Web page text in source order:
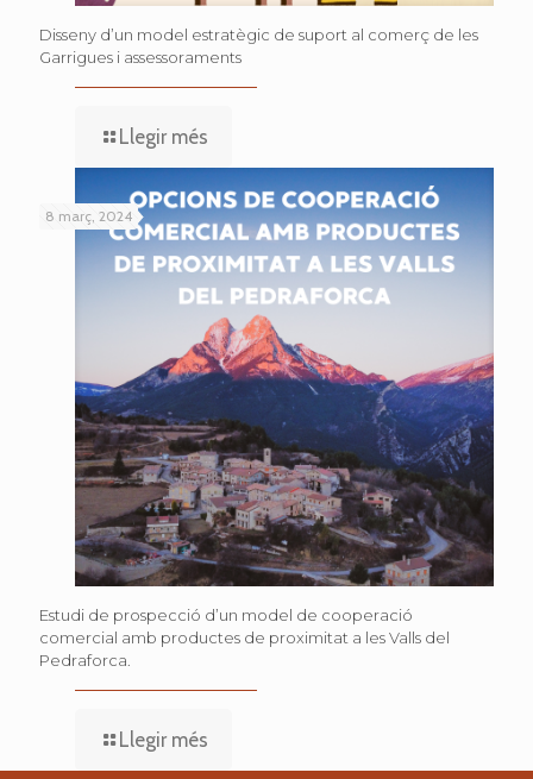
Disseny d’un model estratègic de suport al comerç de les
Garrigues i assessoraments
Llegir més
8 març, 2024
Estudi de prospecció d’un model de cooperació
comercial amb productes de proximitat a les Valls del
Pedraforca.
Llegir més